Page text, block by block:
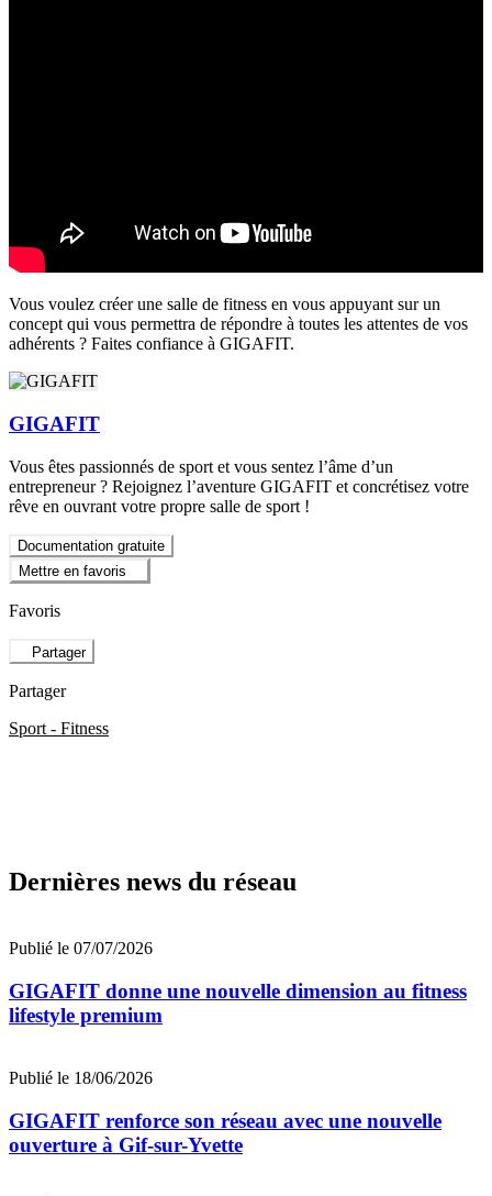
Vous voulez créer une salle de fitness en vous appuyant sur un
concept qui vous permettra de répondre à toutes les attentes de vos
adhérents ? Faites confiance à GIGAFIT.
GIGAFIT
Vous êtes passionnés de sport et vous sentez l’âme d’un
entrepreneur ? Rejoignez l’aventure GIGAFIT et concrétisez votre
rêve en ouvrant votre propre salle de sport !
Documentation gratuite
Mettre en favoris
Favoris
Partager
Partager
Sport - Fitness
Dernières news du réseau
Publié le 07/07/2026
GIGAFIT donne une nouvelle dimension au fitness
lifestyle premium
Publié le 18/06/2026
GIGAFIT renforce son réseau avec une nouvelle
ouverture à Gif-sur-Yvette